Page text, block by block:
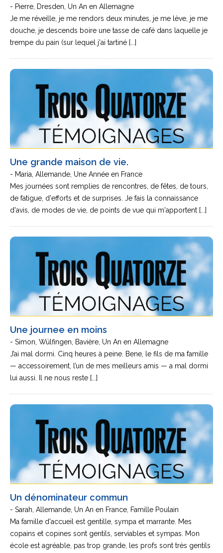
- Pierre, Dresden, Un An en Allemagne
Je me réveille, je me rendors deux minutes, je me lève, je me
douche, je descends boire une tasse de café dans laquelle je
trempe du pain (sur lequel j'ai tartiné [...]
Une grande maison de vie.
- Maria, Allemande, Une Année en France
Mes journées sont remplies de rencontres, de fêtes, de tours,
de fatigue, d'efforts et de surprises. Je fais la connaissance
d'avis, de modes de vie, de points de vue qui m'apportent [...]
Une journee en moins
- Simon, Wülfingen, Bavière, Un An en Allemagne
J’ai mal dormi. Cinq heures à peine. Bene, le fils de ma famille
— accessoirement, l’un de mes meilleurs amis — a mal dormi
lui aussi. Il ne nous reste [...]
Un dénominateur commun
- Sarah, Allemande, Un An en France, Famille Poulain
Ma famille d'accueil est gentille, sympa et marrante. Mes
copains et copines sont gentils, serviables et sympas. Mon
école est agréable, pas trop grande, les profs sont très gentils